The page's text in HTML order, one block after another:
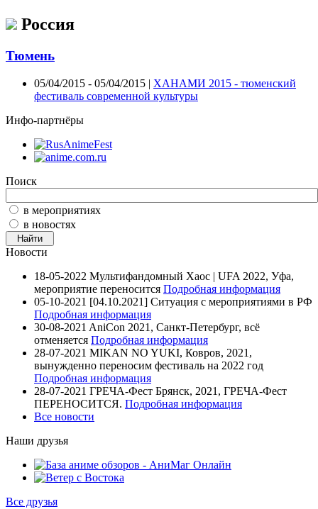
Россия
Тюмень
05/04/2015 - 05/04/2015 | ХАНАМИ 2015 - тюменский
фестиваль современной культуры
Инфо-партнёры
Поиск
в мероприятиях
в новостях
Новости
18-05-2022 Мультифандомный Хаос | UFA 2022, Уфа,
мероприятие переносится Подробная информация
05-10-2021 [04.10.2021] Ситуация с мероприятиями в РФ
Подробная информация
30-08-2021 AniCon 2021, Санкт-Петербург, всё
отменяется Подробная информация
28-07-2021 MIKAN NO YUKI, Ковров, 2021,
вынужденно переносим фестиваль на 2022 год
Подробная информация
28-07-2021 ГРЕЧА-Фест Брянск, 2021, ГРЕЧА-Фест
ПЕРЕНОСИТСЯ. Подробная информация
Все новости
Наши друзья
Все друзья